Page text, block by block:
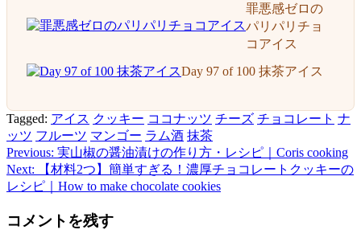
罪悪感ゼロの
パリパリチョ
コアイス
Day 97 of 100 抹茶アイス
Tagged: アイス クッキー ココナッツ チーズ チョコレート ナ
ッツ フルーツ マンゴー ラム酒 抹茶
投
稿
ビ
Previous: 実山椒の醤油漬けの作り方・レシピ｜Coris cooking
Next:
【材料2つ】簡単すぎる！濃厚チョコレートクッキーの
レシピ｜How to make chocolate cookies
コメントを残す